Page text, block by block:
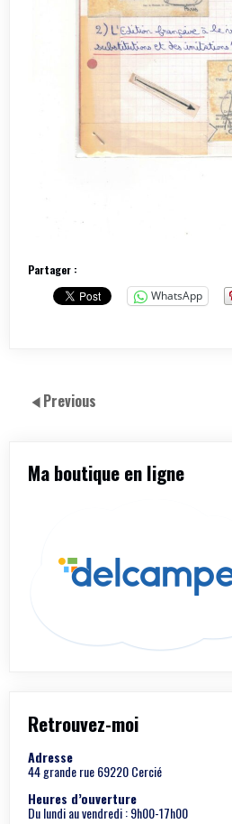
Partager :
WhatsApp
Previous
Ma boutique en ligne
Retrouvez-moi
Adresse
44 grande rue 69220 Cercié
Heures d’ouverture
Du lundi au vendredi : 9h00-17h00